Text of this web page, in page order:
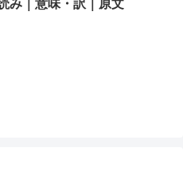
み｜意味・訳｜原文